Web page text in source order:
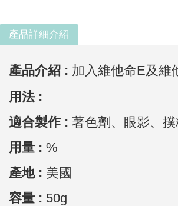
產品詳細介紹
產品介紹 : 加入維他命E及維
用法 :
適合製作 : 著色劑、眼影、
用量 : %
產地 : 美國
容量 : 50g